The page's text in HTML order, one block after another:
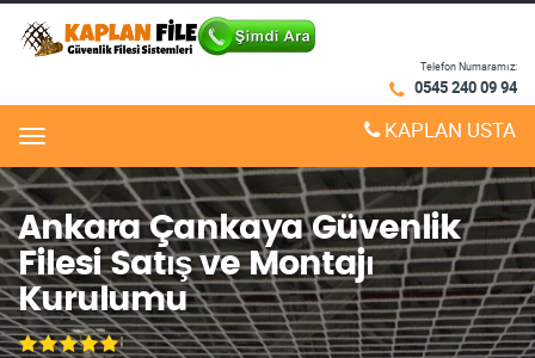
Telefon Numaramız:
0545 240 09 94
Menu KAPLAN USTA
Ankara Çankaya Güvenlik
Filesi Satış ve Montajı
Kurulumu